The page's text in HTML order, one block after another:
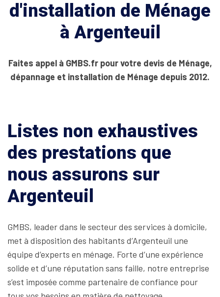
d'installation de Ménage
à Argenteuil
Faites appel à GMBS.fr pour votre devis de Ménage,
dépannage et installation de Ménage depuis 2012.
Listes non exhaustives
des prestations que
nous assurons sur
Argenteuil
GMBS, leader dans le secteur des services à domicile,
met à disposition des habitants d’Argenteuil une
équipe d’experts en ménage. Forte d’une expérience
solide et d’une réputation sans faille, notre entreprise
s’est imposée comme partenaire de confiance pour